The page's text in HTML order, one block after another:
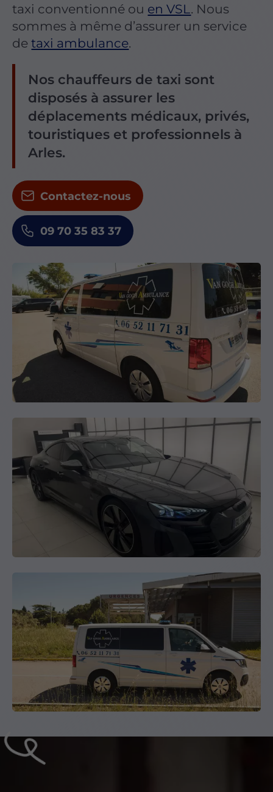
taxi conventionné ou en VSL. Nous
sommes à même d’assurer un service
detaxi ambulance.
Nos chauffeurs de taxi sont
disposés à assurer les
déplacements médicaux, privés,
touristiques et professionnels à
Arles.
Contactez-nous
09 70 35 83 37